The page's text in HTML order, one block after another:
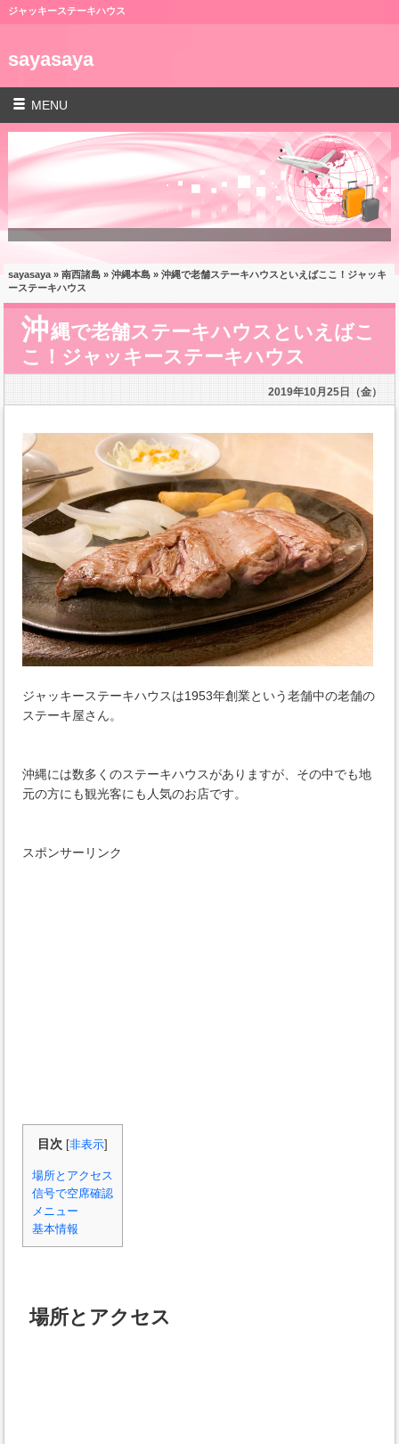
ジャッキーステーキハウス
sayasaya
MENU
sayasaya» 南西諸島» 沖縄本島» 沖縄で老舗ステーキハウスといえばここ！ジャッキ
ーステーキハウス
沖縄で老舗ステーキハウスといえばこ
こ！ジャッキーステーキハウス
2019年10月25日（金）
ジャッキーステーキハウスは1953年創業という老舗中の老舗の
ステーキ屋さん。
沖縄には数多くのステーキハウスがありますが、その中でも地
元の方にも観光客にも人気のお店です。
スポンサーリンク
目次 [非表示
場所とアクセス
信号で空席確認
メニュー
基本情報
場所とアクセス